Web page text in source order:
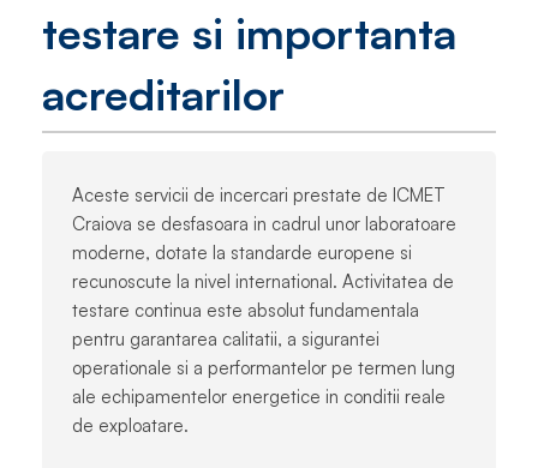
testare si importanta
acreditarilor
Aceste servicii de incercari prestate de ICMET
Craiova se desfasoara in cadrul unor laboratoare
moderne, dotate la standarde europene si
recunoscute la nivel international. Activitatea de
testare continua este absolut fundamentala
pentru garantarea calitatii, a sigurantei
operationale si a performantelor pe termen lung
ale echipamentelor energetice in conditii reale
de exploatare.